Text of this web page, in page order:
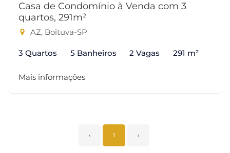
Casa de Condomínio à Venda com 3
quartos, 291m²
AZ, Boituva-SP
3 Quartos 5 Banheiros 2 Vagas 291 m²
Mais informações
‹ 1 ›